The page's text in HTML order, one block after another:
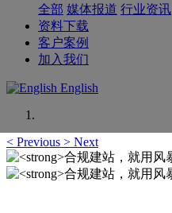
全部 媒体报道 行业资讯
资料下载
客户案例
加入我们
English
< Previous > Next